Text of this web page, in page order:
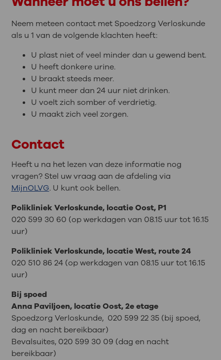
Neem meteen contact met Spoedzorg Verloskunde
als u 1 van de volgende klachten heeft:
U plast niet of veel minder dan u gewend bent.
U heeft donkere urine.
U braakt steeds meer.
U kunt meer dan 24 uur niet drinken.
U voelt zich somber of verdrietig.
U maakt zich veel zorgen.
Contact
Heeft u na het lezen van deze informatie nog
vragen? Stel uw vraag aan de afdeling via
MijnOLVG. U kunt ook bellen.
Polikliniek Verloskunde, locatie Oost, P1
020 599 30 60 (op werkdagen van 08.15 uur tot 16.15
uur)
Polikliniek Verloskunde, locatie West, route 24
020 510 86 24 (op werkdagen van 08.15 uur tot 16.15
uur)
Bij spoed
Anna Paviljoen, locatie Oost, 2e etage
Spoedzorg Verloskunde, 020 599 22 35 (bij spoed,
dag en nacht bereikbaar)
Bevalsuites, 020 599 30 09 (dag en nacht
bereikbaar)